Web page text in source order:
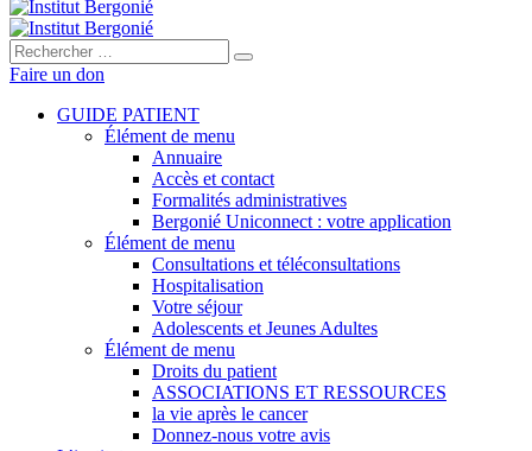
Rechercher :
Faire un don
GUIDE PATIENT
Élément de menu
Annuaire
Accès et contact
Formalités administratives
Bergonié Uniconnect : votre application
Élément de menu
Consultations et téléconsultations
Hospitalisation
Votre séjour
Adolescents et Jeunes Adultes
Élément de menu
Droits du patient
ASSOCIATIONS ET RESSOURCES
la vie après le cancer
Donnez-nous votre avis